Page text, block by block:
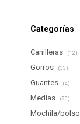
Categorías
Canilleras (12)
Gorros (33)
Guantes (4)
Medias (20)
Mochila/